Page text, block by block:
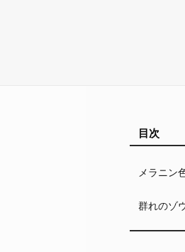
目次
メラニン
群れのゾ